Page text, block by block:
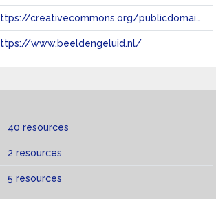
https://creativecommons.org/publicdomain/zero/1.0/
www.beeldengeluid.nl/
40 resources
of
2 resources
of
5 resources